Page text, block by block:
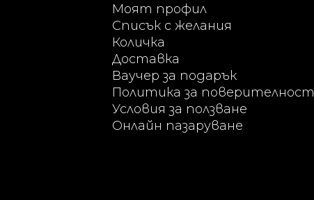
Моят профил
Списък с желания
Количка
Доставка
Ваучер за подарък
Политика за поверителност
Условия за ползване
Онлайн пазаруване